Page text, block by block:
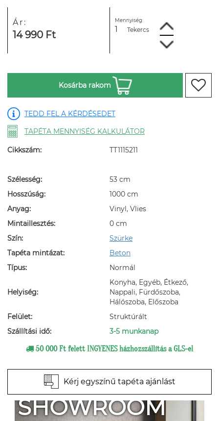
Ár:
14 990 Ft
Mennyiség:
Tekercs
Kosárba rakom
TEDD FEL A KÉRDÉSEDET
TAPÉTA MENNYISÉG KALKULÁTOR
Cikkszám: TT1115211
Szélesség:
53 cm
Hosszúság:
1000 cm
Anyag:
Vinyl, Vlies
Mintaillesztés:
0 cm
Szín:
Szürke
Tapéta mintázat:
Beton
Típus:
Normál
Helyiség:
Konyha, Egyéb, Étkező,
Nappali, Fürdőszoba,
Hálószoba, Előszoba
Felület:
Struktúrált
Szállítási idő:
3-5 munkanap
50 000 Ft felett INGYENES házhozszállítás a GLS-el
Kérj egyszínű tapéta ajánlást
SHOWROOM